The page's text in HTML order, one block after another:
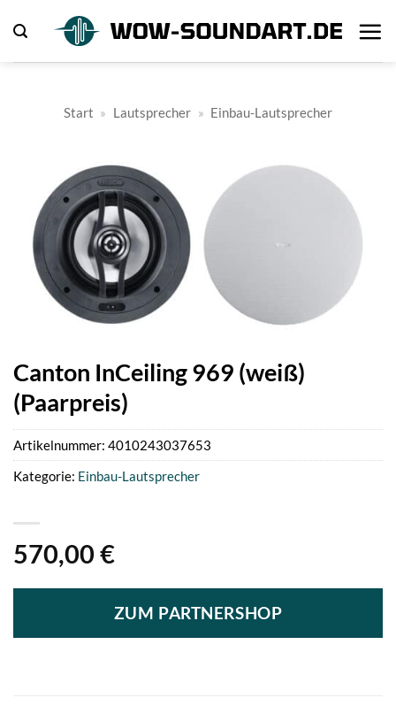
Inhalt
springen
Start » Lautsprecher » Einbau-Lautsprecher
Canton InCeiling 969 (weiß)
(Paarpreis)
570,00 €
ZUM PARTNERSHOP
Artikelnummer: 4010243037653
Kategorie: Einbau-Lautsprecher